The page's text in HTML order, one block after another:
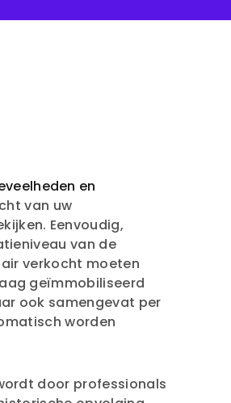
en
van uw
Eenvoudig,
van de
verkocht moeten
geïmmobiliseerd
ook samengevat per
worden
door professionals